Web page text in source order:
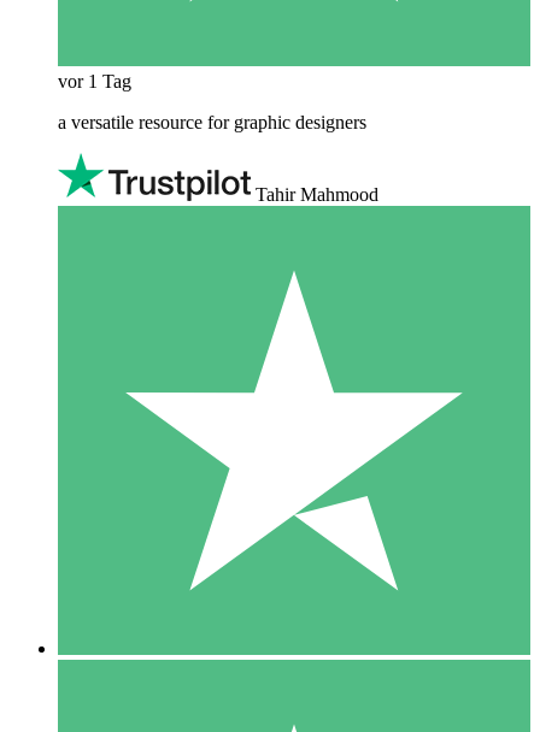
vor 1 Tag
a versatile resource for graphic designers
Tahir Mahmood